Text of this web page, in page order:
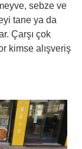
sebze ve
tane ya da
Çarşı çok
kimse alışveriş